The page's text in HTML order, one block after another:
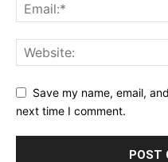
Save my name, email,
next time I comment.